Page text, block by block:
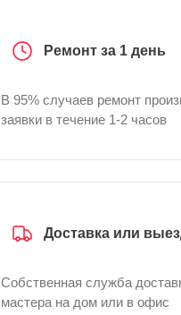
Ремонт за 1 день
В 95% случаев ремонт
заявки в течение 1-2 часов
Доставка или
Собственная служба
мастера на дом или в офис